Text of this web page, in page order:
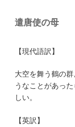
遣唐使の母
【現代語訳】
大空を舞う鶴の
うなことがあっ
しい。
【英訳】